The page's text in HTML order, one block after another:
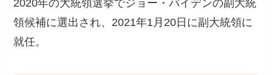
2020年の大統領選挙でジョー・バイデンの副大統
領候補に選出され、2021年1月20日に副大統領に
就任。